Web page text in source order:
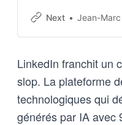
avec des partages de
Next Jean-
LinkedIn franchit un
slop. La plateforme
technologiques qui
générés par IA avec